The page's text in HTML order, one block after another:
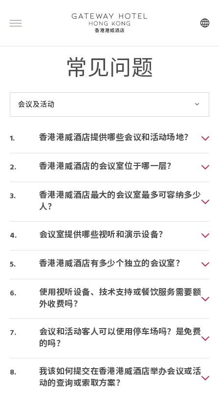
常见问题
会议及活动
香港港威酒店提供哪些会议和活动场地？
香港港威酒店的会议室位于哪一层？
香港港威酒店最大的会议室最多可容纳多少
人？
会议室提供哪些视听和演示设备？
香港港威酒店有多少个独立的会议室？
使用视听设备、技术支持或餐饮服务需要额
外收费吗？
会议和活动客人可以使用停车场吗？是免费
的吗？
我该如何提交在香港港威酒店举办会议或活
动的查询或索取方案？